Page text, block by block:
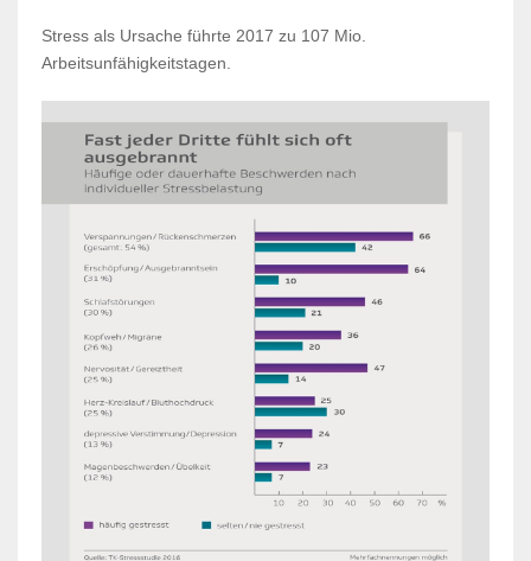
Stress als Ursache führte 2017 zu 107 Mio.
Arbeitsunfähigkeitstagen.